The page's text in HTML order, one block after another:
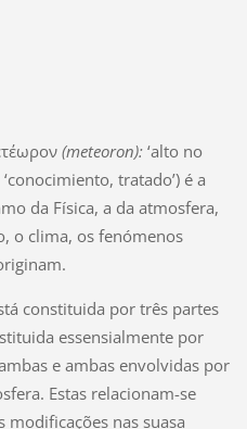
(meteoron):‘alto no
‘conocimiento, tratado’) é a
da Física, a da atmosfera,
o clima, os fenómenos
constituida por três partes
essensialmente por
e ambas envolvidas por
Estas relacionam-se
nas suasa